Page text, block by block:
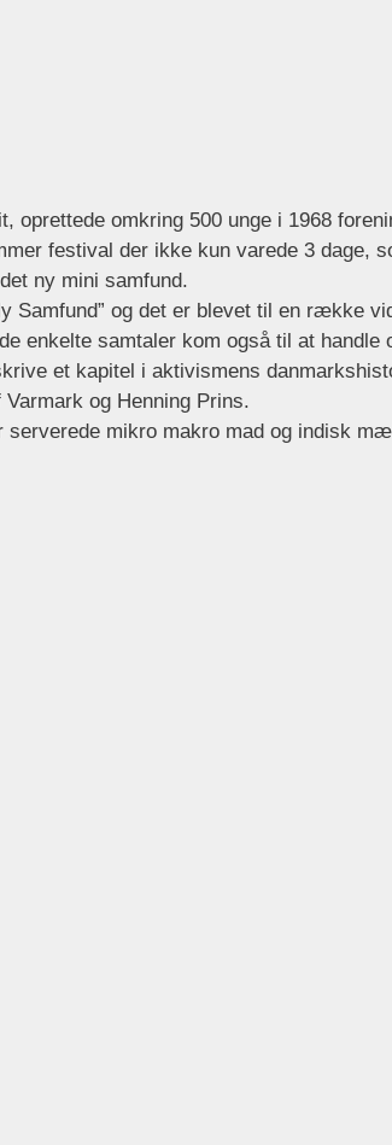
omkring 500 unge i 1968
festival der ikke kun varede 3 dage,
ny mini samfund.
Samfund” og det er blevet til en række
enkelte samtaler kom også til at handle
et kapitel i aktivismens
og Henning Prins.
mikro makro mad og indisk